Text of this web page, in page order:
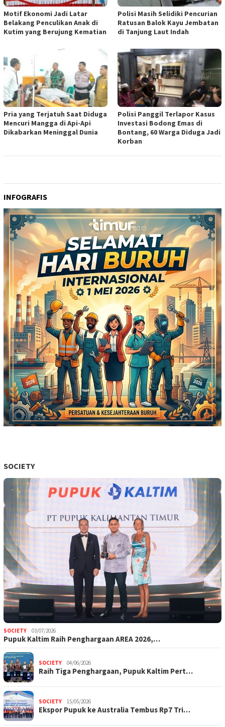
Motif Ekonomi Jadi Latar
Belakang Penculikan Anak di
Kutim yang Berujung Kematian
Polisi Masih Selidiki Pencurian
Ratusan Balok Kayu Jembatan
di Tanjung Laut Indah
Pria yang Terjatuh Saat Diduga
Mencuri Mangga di Api-Api
Dikabarkan Meninggal Dunia
Polisi Panggil Terlapor Kasus
Investasi Bodong Emas di
Bontang, 60 Warga Diduga Jadi
Korban
INFOGRAFIS
SOCIETY
SOCIETY 03/07/2026
Pupuk Kaltim Raih Penghargaan AREA 2026,…
SOCIETY 04/06/2026
Raih Tiga Penghargaan, Pupuk Kaltim Pert…
SOCIETY 15/05/2026
Ekspor Pupuk ke Australia Tembus Rp7 Tri…